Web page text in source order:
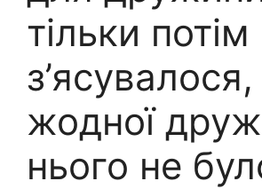
тільки потім
жодної
нього не